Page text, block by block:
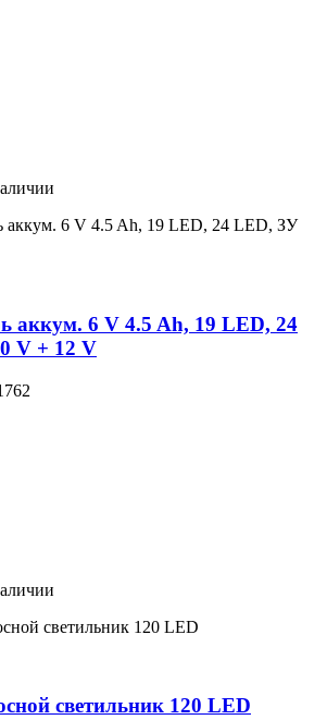
аккум. 6 V 4.5 Ah, 19 LED, 24
V + 12 V
светильник 120 LED